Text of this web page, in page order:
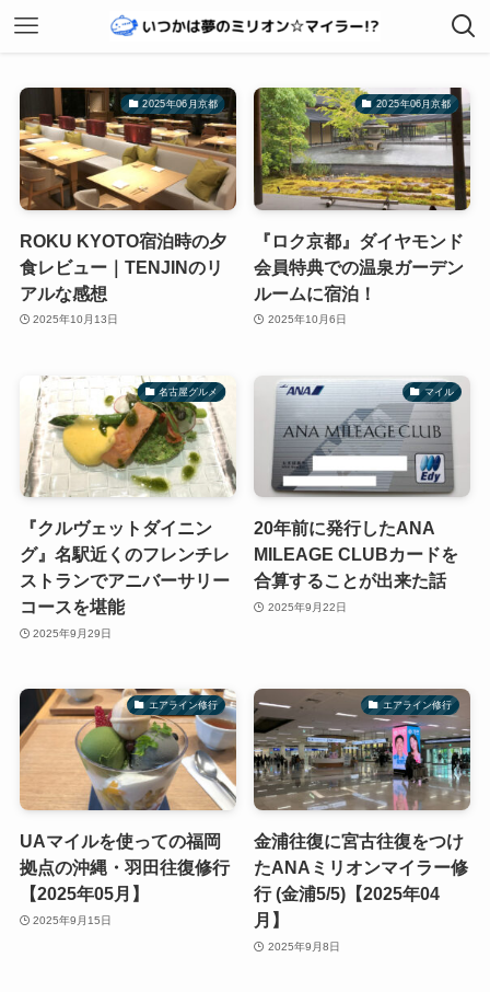
2025年06月京都
ROKU KYOTO宿泊時の夕
食レビュー｜TENJINのリ
アルな感想
2025年10月13日
2025年06月京都
『ロク京都』ダイヤモンド
会員特典での温泉ガーデン
ルームに宿泊！
2025年10月6日
名古屋グルメ
『クルヴェットダイニン
グ』名駅近くのフレンチレ
ストランでアニバーサリー
コースを堪能
2025年9月29日
マイル
20年前に発行したANA
MILEAGE CLUBカードを
合算することが出来た話
2025年9月22日
エアライン修行
UAマイルを使っての福岡
拠点の沖縄・羽田往復修行
【2025年05月】
2025年9月15日
エアライン修行
金浦往復に宮古往復をつけ
たANAミリオンマイラー修
行 (金浦5/5)【2025年04
月】
2025年9月8日